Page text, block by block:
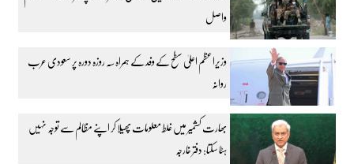
واصل
وزیراعظم اعلیٰ سطح کے وفد کے ہمراہ سہ روزہ دورہ پر سعودی عرب
روانہ
بھارت کشمیر میں غلط معلومات پھیلا کر اپنے مظالم سے توجہ نہیں
ہٹا سکتا: دفتر خارجہ